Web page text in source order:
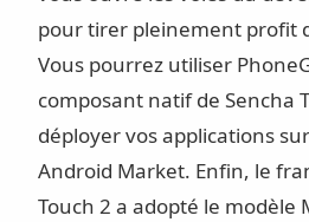
pour tirer pleinement profit
Vous pourrez utiliser
composant natif de Sencha
déployer vos applications
Android Market. Enfin, le
Touch 2 a adopté le modèle